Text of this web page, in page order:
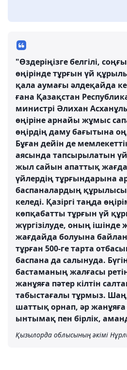
"Өздеріңізге белгілі,
өңірінде тұрғын үй
қала аумағы әлдеқайда
ғана Қазақстан
министрі Әлихан
өңіріне арнайы жұмыс
өңірдің даму бағытына оң
Бұған дейін де
аясында тапсырылатын
жыл сайын апаттық
үйлердің тұрғындарына
баспаналардың құрылысы
келеді. Қазіргі таңда
көпқабатты тұрғын үй
жүргізілуде, оның ішінде
жағдайда болуына
тұрған 500-ге тарта
баспана да салынуда.
бастаманың жалғасы
жанұяға пәтер кілтін
табыстағалы тұрмыз.
шаттық орнап, әр
ынтымақ пен бірлік,
Қызылорда облысының әкімі